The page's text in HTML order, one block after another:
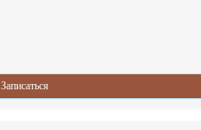
Записаться